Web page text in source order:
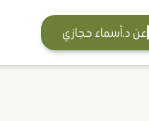
عن د.أسماء حجازي